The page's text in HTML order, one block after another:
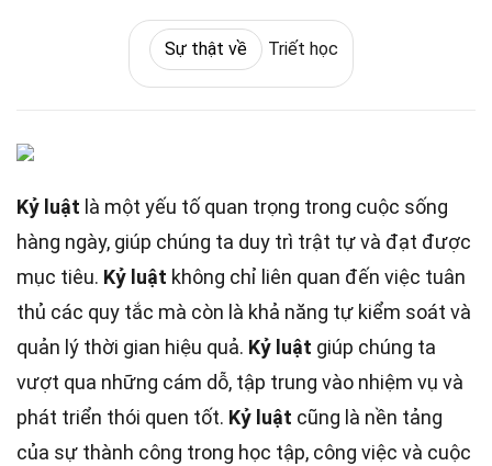
Sự thật về Triết học
Kỷ luật là một yếu tố quan trọng trong cuộc sống
hàng ngày, giúp chúng ta duy trì trật tự và đạt được
mục tiêu. Kỷ luật không chỉ liên quan đến việc tuân
thủ các quy tắc mà còn là khả năng tự kiểm soát và
quản lý thời gian hiệu quả. Kỷ luật giúp chúng ta
vượt qua những cám dỗ, tập trung vào nhiệm vụ và
phát triển thói quen tốt. Kỷ luật cũng là nền tảng
của sự thành công trong học tập, công việc và cuộc